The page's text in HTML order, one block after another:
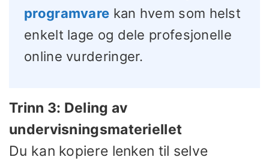
programvare kan hvem som helst
enkelt lage og dele profesjonelle
online vurderinger.
Trinn 3: Deling av
undervisningsmateriellet
Du kan kopiere lenken til selve